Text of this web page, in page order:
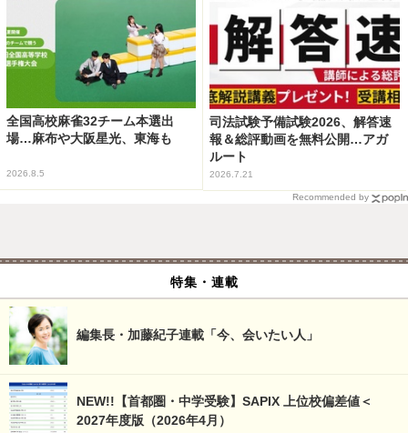
全国高校麻雀32チーム本選出
場…麻布や大阪星光、東海も
2026.8.5
司法試験予備試験2026、解答速
報＆総評動画を無料公開…アガ
ルート
2026.7.21
Recommended by
特集・連載
編集長・加藤紀子連載「今、会いたい人」
NEW!!【首都圏・中学受験】SAPIX 上位校偏差値＜
2027年度版（2026年4月）